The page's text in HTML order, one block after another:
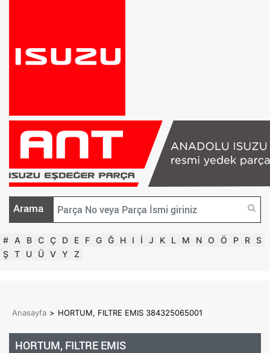
Arama
# A B C Ç D E F G Ğ H I İ J K L M N O Ö P R S
Ş T U Ü V Y Z
Anasayfa > HORTUM, FILTRE EMIS 384325065001
HORTUM, FILTRE EMIS